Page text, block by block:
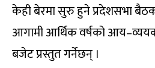
केही बेरमा सुरु हुने प्रदेशसभा
आगामी आर्थिक वर्षको
बजेट प्रस्तुत गर्नेछन् ।